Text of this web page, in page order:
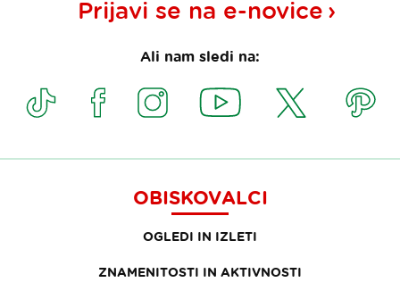
Prijavi se na e-novice
Ali nam sledi na:
OBISKOVALCI
OGLEDI IN IZLETI
ZNAMENITOSTI IN AKTIVNOSTI